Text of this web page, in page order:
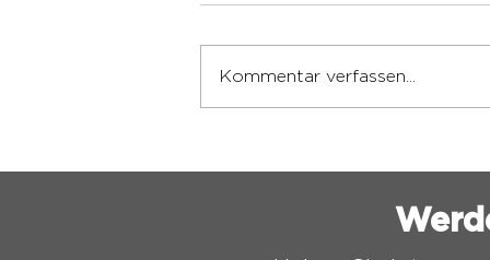
NEUE SAISON
Kommentar verfassen...